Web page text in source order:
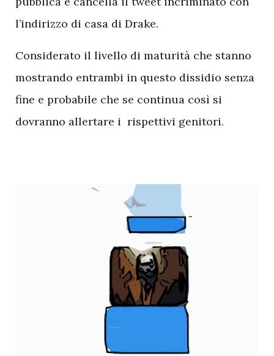
l’indirizzo di casa di Drake.
Considerato il livello di maturità che stanno
mostrando entrambi in questo dissidio senza
fine e probabile che se continua così si
dovranno allertare i rispettivi genitori.